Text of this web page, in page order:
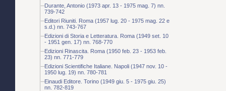
Durante, Antonio (1973 apr. 13 - 1975 mag. 7) nn.
739-742
Editori Riuniti. Roma (1957 lug. 20 - 1975 mag. 22 e
s.d.) nn. 743-767
Edizioni di Storia e Letteratura. Roma (1949 set. 10
- 1951 gen. 17) nn. 768-770
Edizioni Rinascita. Roma (1950 feb. 23 - 1953 feb.
23) nn. 771-779
Edizioni Scientifiche Italiane. Napoli (1947 nov. 10 -
1950 lug. 19) nn. 780-781
Einaudi Editore. Torino (1949 giu. 5 - 1975 giu. 25)
nn. 782-819